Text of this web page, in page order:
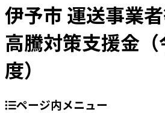
伊予市 運送事業
高騰対策支援金
度）
ページ内メニュー